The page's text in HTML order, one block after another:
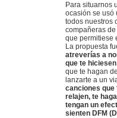
Para situarnos
ocasión se usó
todos nuestros
compañeras
que permitiese
La propuesta
atreverías a
que te
que te hagan
lanzarte a un
canciones que
relajen, te
tengan un
sienten DFM